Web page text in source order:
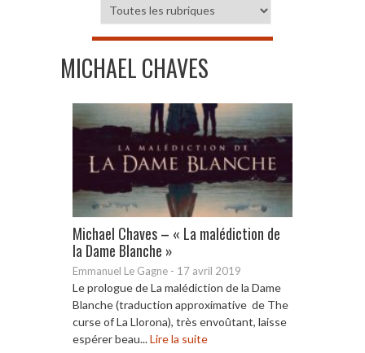
MICHAEL CHAVES
Michael Chaves – « La malédiction de
la Dame Blanche »
Emmanuel Le Gagne - 17 avril 2019
Le prologue de La malédiction de la Dame
Blanche (traduction approximative de The
curse of La Llorona), très envoûtant, laisse
espérer beau...Lire la suite